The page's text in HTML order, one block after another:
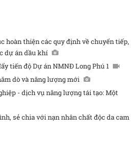
hoàn thiện các quy định về chuyển tiếp,
dự án dầu khí
tiến độ Dự án NMNĐ Long Phú 1
dò và năng lượng mới
- dịch vụ năng lượng tái tạo: Một
sẻ chia với nạn nhân chất độc da cam